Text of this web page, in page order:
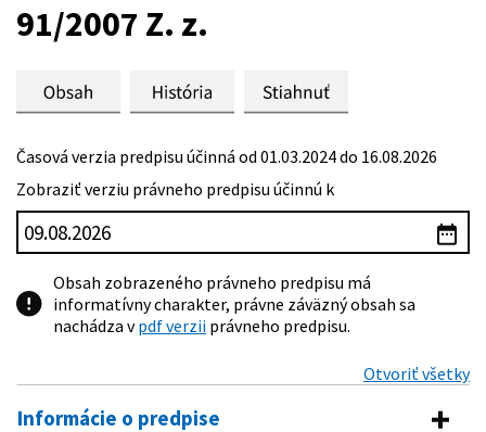
91/2007 Z. z.
Časová verzia predpisu účinná od 01.03.2024 do 16.08.2026
Zobraziť verziu právneho predpisu účinnú k
Obsah zobrazeného právneho predpisu má
informatívny charakter, právne záväzný obsah sa
nachádza vpdf verzii právneho predpisu.
Otvoriť všetky
Informácie o predpise